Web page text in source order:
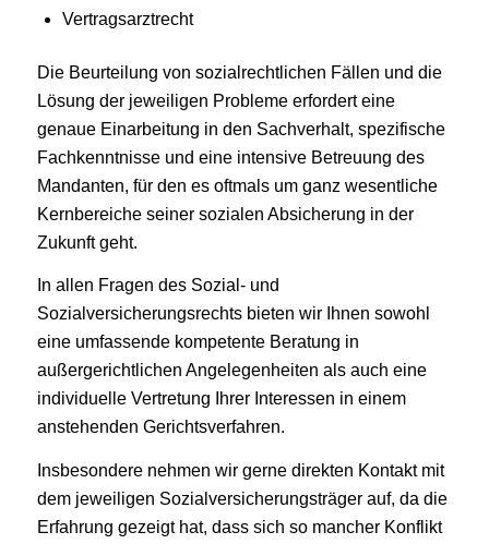
Vertragsarztrecht
Die Beurteilung von sozialrechtlichen Fällen und die
Lösung der jeweiligen Probleme erfordert eine
genaue Einarbeitung in den Sachverhalt, spezifische
Fachkenntnisse und eine intensive Betreuung des
Mandanten, für den es oftmals um ganz wesentliche
Kernbereiche seiner sozialen Absicherung in der
Zukunft geht.
In allen Fragen des Sozial- und
Sozialversicherungsrechts bieten wir Ihnen sowohl
eine umfassende kompetente Beratung in
außergerichtlichen Angelegenheiten als auch eine
individuelle Vertretung Ihrer Interessen in einem
anstehenden Gerichtsverfahren.
Insbesondere nehmen wir gerne direkten Kontakt mit
dem jeweiligen Sozialversicherungsträger auf, da die
Erfahrung gezeigt hat, dass sich so mancher Konflikt